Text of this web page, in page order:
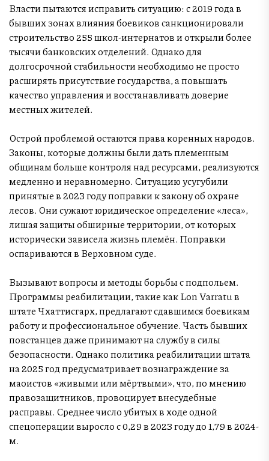
Власти пытаются исправить ситуацию: с 2019 года в
бывших зонах влияния боевиков санкционировали
строительство 255 школ-интернатов и открыли более
тысячи банковских отделений. Однако для
долгосрочной стабильности необходимо не просто
расширять присутствие государства, а повышать
качество управления и восстанавливать доверие
местных жителей.
Острой проблемой остаются права коренных народов.
Законы, которые должны были дать племенным
общинам больше контроля над ресурсами, реализуются
медленно и неравномерно. Ситуацию усугубили
принятые в 2023 году поправки к закону об охране
лесов. Они сужают юридическое определение «леса»,
лишая защиты обширные территории, от которых
исторически зависела жизнь племён. Поправки
оспариваются в Верховном суде.
Вызывают вопросы и методы борьбы с подпольем.
Программы реабилитации, такие как Lon Varratu в
штате Чхаттисгарх, предлагают сдавшимся боевикам
работу и профессиональное обучение. Часть бывших
повстанцев даже принимают на службу в силы
безопасности. Однако политика реабилитации штата
на 2025 год предусматривает вознаграждение за
маоистов «живыми или мёртвыми», что, по мнению
правозащитников, провоцирует внесудебные
расправы. Среднее число убитых в ходе одной
спецоперации выросло с 0,29 в 2023 году до 1,79 в 2024-
м.